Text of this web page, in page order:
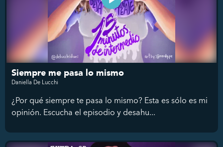
Siempre me pasa lo mismo
Daniella De Lucchi
¿Por qué siempre te pasa lo mismo? Esta es sólo es mi
opinión. Escucha el episodio y desahu...